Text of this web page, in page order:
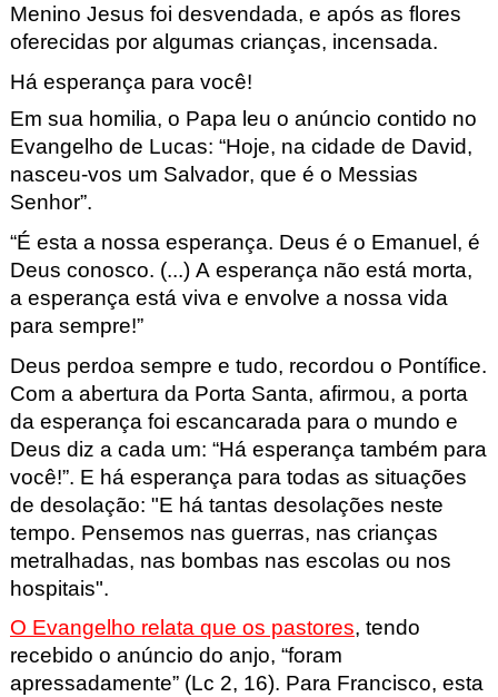
Menino Jesus foi desvendada, e após as flores
oferecidas por algumas crianças, incensada.
Há esperança para você!
Em sua homilia, o Papa leu o anúncio contido no
Evangelho de Lucas: “Hoje, na cidade de David,
nasceu-vos um Salvador, que é o Messias
Senhor”.
“É esta a nossa esperança. Deus é o Emanuel, é
Deus conosco. (...) A esperança não está morta,
a esperança está viva e envolve a nossa vida
para sempre!”
Deus perdoa sempre e tudo, recordou o Pontífice.
Com a abertura da Porta Santa, afirmou, a porta
da esperança foi escancarada para o mundo e
Deus diz a cada um: “Há esperança também para
você!”. E há esperança para todas as situações
de desolação: "E há tantas desolações neste
tempo. Pensemos nas guerras, nas crianças
metralhadas, nas bombas nas escolas ou nos
hospitais".
O Evangelho relata que os pastores, tendo
recebido o anúncio do anjo, “foram
apressadamente”(Lc 2, 16). Para Francisco, esta